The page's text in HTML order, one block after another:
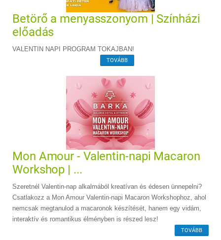
Betörő a menyasszonyom | Színházi
előadás
VALENTIN NAPI PROGRAM TOKAJBAN!
TOVÁBB
Mon Amour - Valentin-napi Macaron
Workshop | ...
Szeretnél Valentin-nap alkalmából kreatívan és édesen ünnepelni?
Csatlakozz a Mon Amour Valentin-napi Macaron Workshophoz, ahol
nemcsak megtanulod a macaronok készítését, hanem egy vidám,
interaktív és romantikus élményben is részed lesz!
TOVÁBB